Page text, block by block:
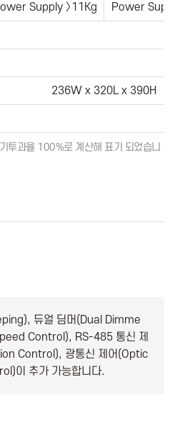
Supply 〉11Kg
Power
236W x 320L x 390H
투과율 100%로 계산해 표기 되었습니
듀얼 딤머(Dual Dimme
Control), RS-485 통신 제
Control), 광통신 제어(Optic
이 추가 가능합니다.